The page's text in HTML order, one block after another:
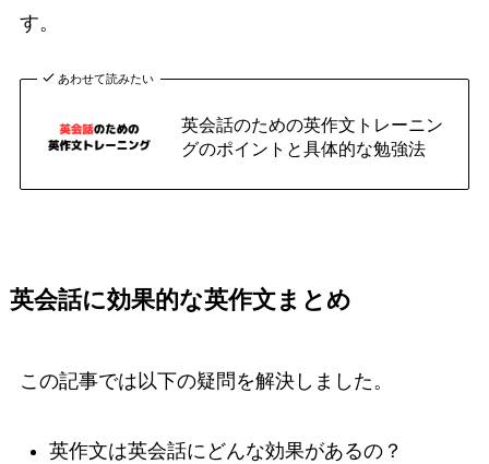
す。
あわせて読みたい
英会話のための英作文トレーニン
グのポイントと具体的な勉強法
英会話に効果的な英作文まとめ
この記事では以下の疑問を解決しました。
英作文は英会話にどんな効果があるの？